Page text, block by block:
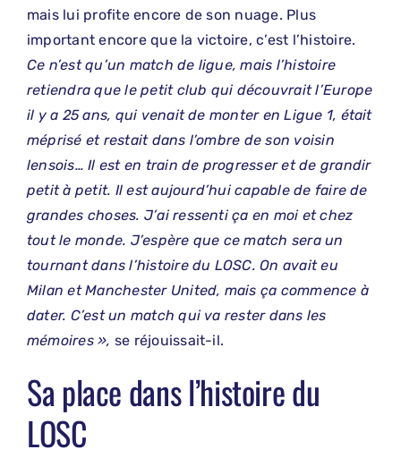
mais lui profite encore de son nuage. Plus
important encore que la victoire, c’est l’histoire.
Ce n’est qu’un match de ligue, mais l’histoire
retiendra que le petit club qui découvrait l’Europe
il y a 25 ans, qui venait de monter en Ligue 1, était
méprisé et restait dans l’ombre de son voisin
lensois… Il est en train de progresser et de grandir
petit à petit. Il est aujourd’hui capable de faire de
grandes choses. J’ai ressenti ça en moi et chez
tout le monde. J’espère que ce match sera un
tournant dans l’histoire du LOSC. On avait eu
Milan et Manchester United, mais ça commence à
dater. C’est un match qui va rester dans les
mémoires », se réjouissait-il.
Sa place dans l’histoire du
LOSC